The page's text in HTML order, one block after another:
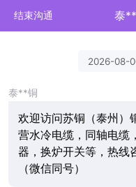
结束沟通 泰
2026-08-
泰**铜
欢迎访问苏铜（泰州）
营水冷电缆，同轴电缆
器，换炉开关等，热线
（微信同号）